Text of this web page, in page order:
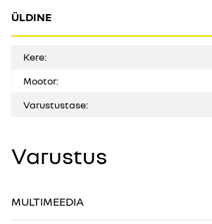
ÜLDINE
Kere:
Mootor:
Varustustase:
Varustus
MULTIMEEDIA